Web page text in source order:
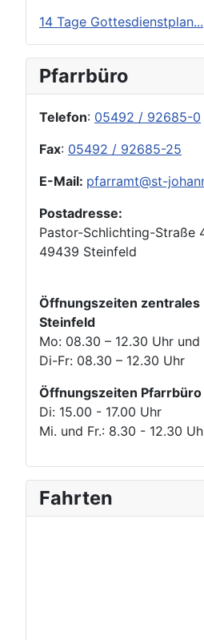
14 Tage Gottesdienstplan...
Pfarrbüro
Telefon: 05492 / 92685-0
Fax: 05492 / 92685-25
E-Mail: pfarramt@st-
Postadresse:
Pastor-Schlichting-Straße
49439 Steinfeld
Öffnungszeiten zentrales
Steinfeld
Mo: 08.30 – 12.30 Uhr und
Di-Fr: 08.30 – 12.30 Uhr
Öffnungszeiten
Di: 15.00 - 17.00 Uhr
Mi. und Fr.: 8.30 - 12.30
Fahrten